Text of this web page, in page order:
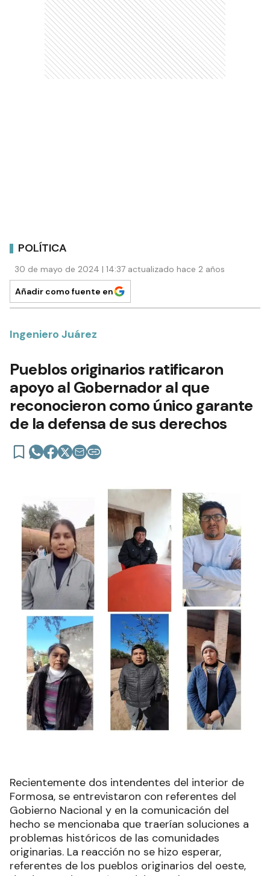
POLÍTICA
30 de mayo de 2024 | 14:37 actualizado hace 2 años
Añadir como fuente en
Ingeniero Juárez
Pueblos originarios ratificaron
apoyo al Gobernador al que
reconocieron como único garante
de la defensa de sus derechos
Recientemente dos intendentes del interior de
Formosa, se entrevistaron con referentes del
Gobierno Nacional y en la comunicación del
hecho se mencionaba que traerían soluciones a
problemas históricos de las comunidades
originarias. La reacción no se hizo esperar,
referentes de los pueblos originarios del oeste,